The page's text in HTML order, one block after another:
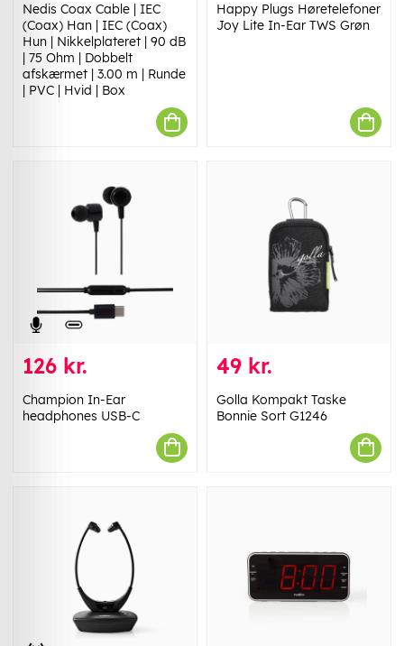
Nedis Coax Cable | IEC
(Coax) Han | IEC (Coax)
Hun | Nikkelplateret | 90 dB
| 75 Ohm | Dobbelt
afskærmet | 3.00 m | Runde
| PVC | Hvid | Box
Happy Plugs Høretelefoner
Joy Lite In-Ear TWS Grøn
126 kr.
Champion In-Ear
headphones USB-C
49 kr.
Golla Kompakt Taske
Bonnie Sort G1246